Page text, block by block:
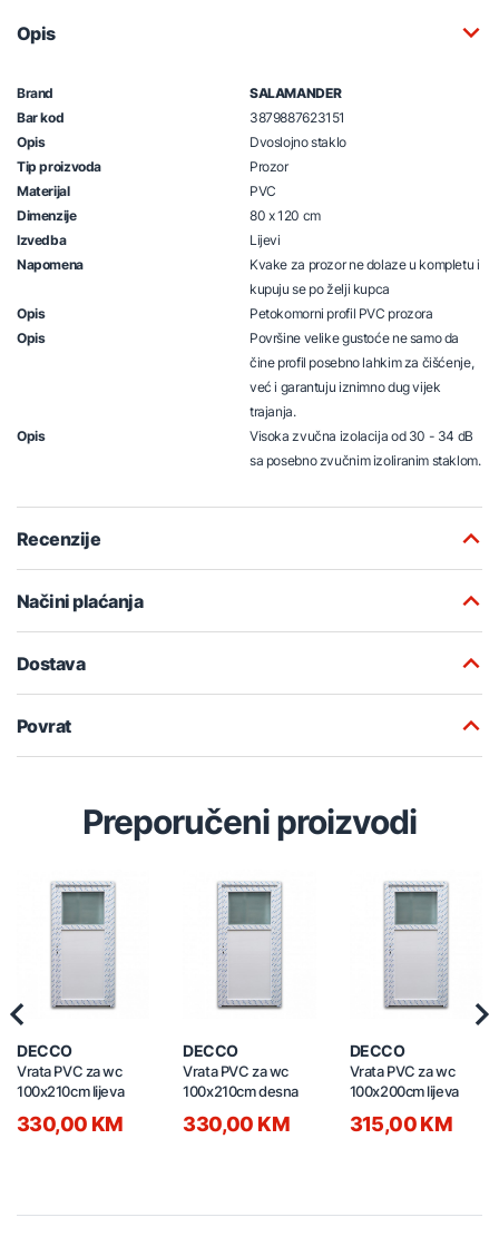
Opis
Brand
SALAMANDER
Bar kod
3879887623151
Opis
Dvoslojno staklo
Tip proizvoda
Prozor
Materijal
PVC
Dimenzije
80 x 120 cm
Izvedba
Lijevi
Napomena
Kvake za prozor ne dolaze u kompletu i
kupuju se po želji kupca
Opis
Petokomorni profil PVC prozora
Opis
Površine velike gustoće ne samo da
čine profil posebno lahkim za čišćenje,
već i garantuju iznimno dug vijek
trajanja.
Opis
Visoka zvučna izolacija od 30 - 34 dB
sa posebno zvučnim izoliranim staklom.
Recenzije
Načini plaćanja
Dostava
Povrat
Preporučeni proizvodi
DECCO
Vrata PVC za wc
100x210cm lijeva
330,00 KM
DECCO
Vrata PVC za wc
100x210cm desna
330,00 KM
DECCO
Vrata PVC za wc
100x200cm lijeva
315,00 KM